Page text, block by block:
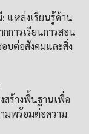
: แหล่งเรียนรู้ด้าน
การเรียนการสอน
บต่อสังคมและสิ่ง
สร้างพื้นฐานเพื่อ
พร้อมต่อความ